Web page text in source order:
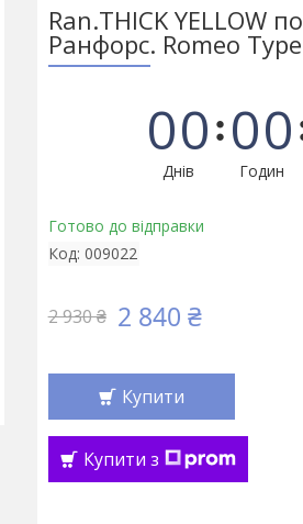
Ran.THICK YELLOW
Ранфорс. Romeo
00
Днів
00
Годин
Готово до відправки
Код: 009022
2 930 ₴ 2 840 ₴
Купити
Купити з